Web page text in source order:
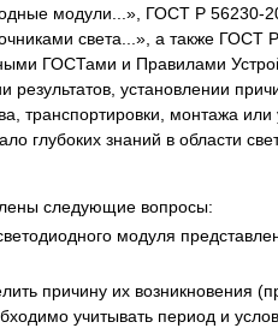
модули...», ГОСТ Р
света...», а также
ГОСТами и Правилами
результатов, установлении
транспортировки, монтажа
глубоких знаний в области
следующие вопросы:
модуля
причину их возникновения
учитывать период и